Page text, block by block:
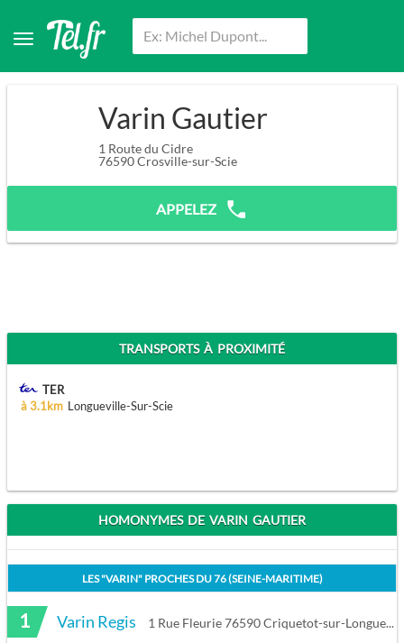
Varin Gautier
1 Route du Cidre
76590Crosville-sur-Scie
APPELEZ
TRANSPORTS À PROXIMITÉ
TER
à 3.1km Longueville-Sur-Scie
HOMONYMES DE VARIN GAUTIER
LES "VARIN" PROCHES DU76 (SEINE-MARITIME)
1 Varin Regis 1 Rue Fleurie 76590 Criquetot-sur-Longueville